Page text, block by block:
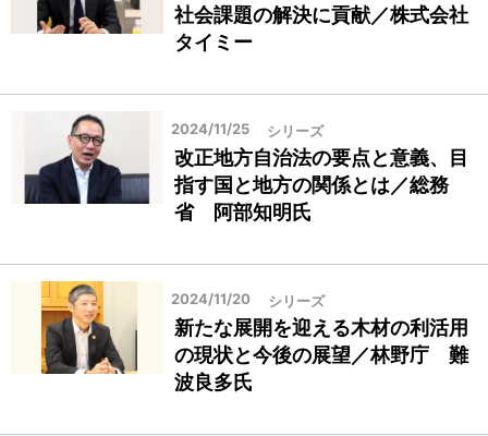
社会課題の解決に貢献／株式会社
タイミー
2024/11/25 シリーズ
改正地方自治法の要点と意義、目
指す国と地方の関係とは／総務
省 阿部知明氏
2024/11/20 シリーズ
新たな展開を迎える木材の利活用
の現状と今後の展望／林野庁 難
波良多氏